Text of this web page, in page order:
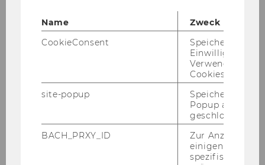
Soziologie und Empirische
Name
Zweck
CookieConsent
Speichert Ihre
Einwilligung zur
Verwendung von
Cookies.
site-popup
Speichert ob ein
Popup
geschlossen
BACH_PRXY_ID
Zur Anzeige von
einigen WU-
spezifischen